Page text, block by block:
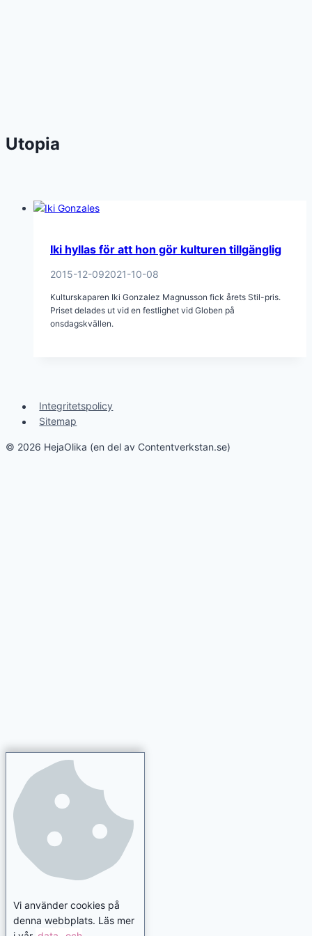
Utopia
Iki hyllas för att hon gör kulturen tillgänglig
2015-12-092021-10-08
Kulturskaparen Iki Gonzalez Magnusson fick årets Stil-pris.
Priset delades ut vid en festlighet vid Globen på
onsdagskvällen.
Integritetspolicy
Sitemap
© 2026 HejaOlika (en del av Contentverkstan.se)
Vi använder cookies på
denna webbplats. Läs mer